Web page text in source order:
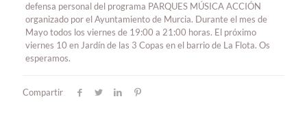
defensa personal del programa PARQUES MÚSICA ACCIÓN
organizado por el Ayuntamiento de Murcia. Durante el mes de
Mayo todos los viernes de 19:00 a 21:00 horas. El próximo
viernes 10 en Jardín de las 3 Copas en el barrio de La Flota. Os
esperamos.
Compartir